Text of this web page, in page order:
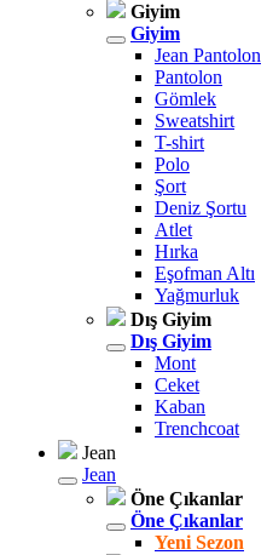
Giyim
Giyim
Jean Pantolon
Pantolon
Gömlek
Sweatshirt
T-shirt
Polo
Şort
Deniz Şortu
Atlet
Hırka
Eşofman Altı
Yağmurluk
Dış Giyim
Dış Giyim
Mont
Ceket
Kaban
Trenchcoat
Jean
Jean
Öne Çıkanlar
Öne Çıkanlar
Yeni Sezon